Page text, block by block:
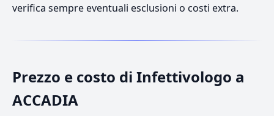
verifica sempre eventuali esclusioni o costi extra.
Prezzo e costo di Infettivologo a
ACCADIA